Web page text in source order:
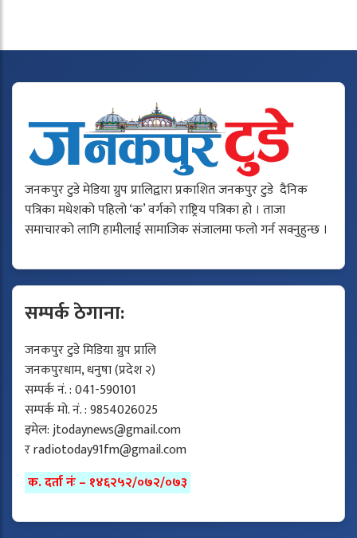
जनकपुर टुडे मेडिया ग्रुप प्रालिद्वारा प्रकाशित जनकपुर टुडे दैनिक
पत्रिका मधेशको पहिलो ‘क’ वर्गको राष्ट्रिय पत्रिका हो । ताजा
समाचारको लागि हामीलाई सामाजिक संजालमा फलो गर्न सक्नुहुन्छ ।
सम्पर्क ठेगाना:
जनकपुर टुडे मिडिया ग्रुप प्रालि
जनकपुरधाम, धनुषा (प्रदेश २)
सम्पर्क नं. : 041-590101
सम्पर्क मो. नं. : 9854026025
इमेल:jtodaynews@gmail.com
रradiotoday91fm@gmail.com
क. दर्ता नंः – १४६२५२/०७२/०७३